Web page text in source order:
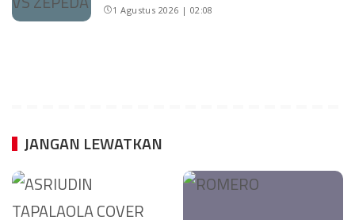
1 Agustus 2026 | 02:08
JANGAN LEWATKAN